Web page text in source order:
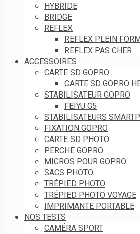
HYBRIDE
BRIDGE
REFLEX
REFLEX PLEIN
REFLEX PAS CHER
ACCESSOIRES
CARTE SD GOPRO
CARTE SD GOPRO
STABILISATEUR GOPRO
FEIYU G5
STABILISATEURS
FIXATION GOPRO
CARTE SD PHOTO
PERCHE GOPRO
MICROS POUR GOPRO
SACS PHOTO
TRÉPIED PHOTO
TRÉPIED PHOTO VOYAGE
IMPRIMANTE PORTABLE
NOS TESTS
CAMÉRA SPORT